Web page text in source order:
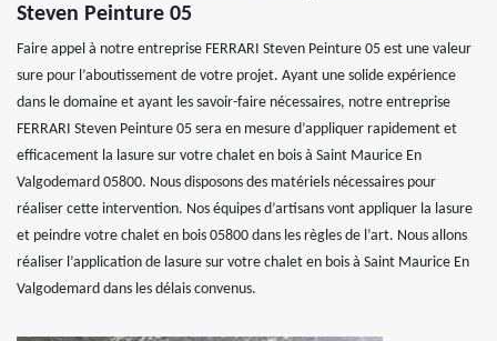
Steven Peinture 05
Faire appel à notre entreprise FERRARI Steven Peinture 05 est une valeur
sure pour l’aboutissement de votre projet. Ayant une solide expérience
dans le domaine et ayant les savoir-faire nécessaires, notre entreprise
FERRARI Steven Peinture 05 sera en mesure d’appliquer rapidement et
efficacement la lasure sur votre chalet en bois à Saint Maurice En
Valgodemard 05800. Nous disposons des matériels nécessaires pour
réaliser cette intervention. Nos équipes d’artisans vont appliquer la lasure
et peindre votre chalet en bois 05800 dans les règles de l’art. Nous allons
réaliser l’application de lasure sur votre chalet en bois à Saint Maurice En
Valgodemard dans les délais convenus.